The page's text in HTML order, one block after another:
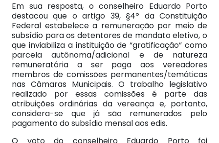
Em sua resposta, o conselheiro Eduardo Porto
destacou que o artigo 39, §4º da Constituição
Federal estabelece a remuneração por meio de
subsídio para os detentores de mandato eletivo, o
que inviabiliza a instituição de “gratificação” como
parcela autônoma/adicional e de natureza
remuneratória a ser paga aos vereadores
membros de comissões permanentes/temáticas
nas Câmaras Municipais. O trabalho legislativo
realizado por essas comissões é parte das
atribuições ordinárias da vereança e, portanto,
considera-se que já são remunerados pelo
pagamento do subsídio mensal aos edis.